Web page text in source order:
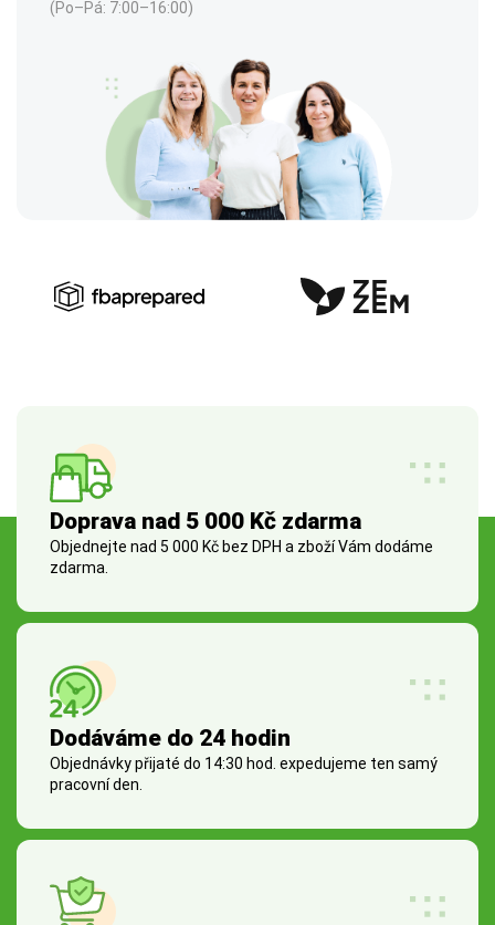
(Po–Pá: 7:00–16:00)
Doprava nad 5 000 Kč zdarma
Objednejte nad 5 000 Kč bez DPH a zboží Vám dodáme
zdarma.
Dodáváme do 24 hodin
Objednávky přijaté do 14:30 hod. expedujeme ten samý
pracovní den.